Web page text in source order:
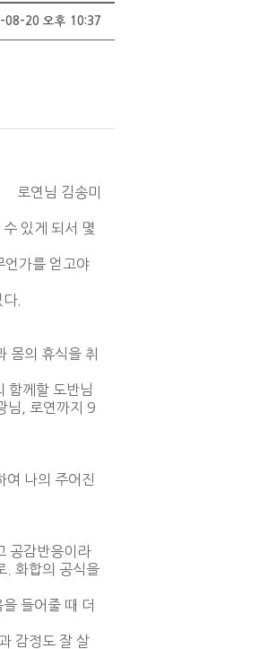
08-20 오후 10:37
로연님 김송미
있게 되서 몇
언가를 얻고야
.
몸의 휴식을 취
함께할 도반님
님, 로연까지 9
여 나의 주어진
공감반응이라
. 화합의 공식을
들어줄 때 더
감정도 잘 살